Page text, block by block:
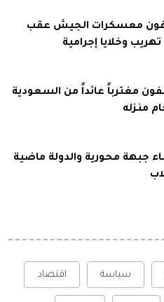
معسكرات الجيش عقب
وخلايا إجرامية
مغترباً عائداً من السعودية
منزله
جبهة محورية والدولة ماضية
سياسة اقتصاد